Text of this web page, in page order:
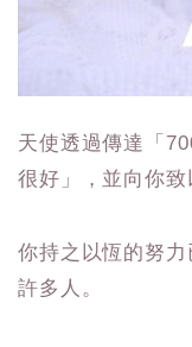
天使透過傳達「
很好」，並向你致
你持之以恆的努
許多人。